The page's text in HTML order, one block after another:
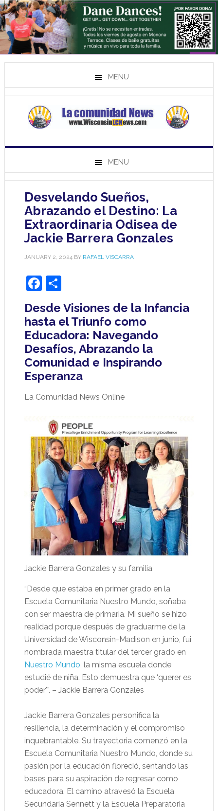
MENU
MENU
Desvelando Sueños,
Abrazando el Destino: La
Extraordinaria Odisea de
Jackie Barrera Gonzales
JANUARY 2, 2024BY RAFAEL VISCARRA
Facebook
Share
Desde Visiones de la Infancia
hasta el Triunfo como
Educadora: Navegando
Desafíos, Abrazando la
Comunidad e Inspirando
Esperanza
La Comunidad News Online
Jackie Barrera Gonzales y su familia
“Desde que estaba en primer grado en la
Escuela Comunitaria Nuestro Mundo, soñaba
con ser maestra de primaria. Mi sueño se hizo
realidad porque después de graduarme de la
Universidad de Wisconsin-Madison en junio, fui
nombrada maestra titular del tercer grado en
Nuestro Mundo , la misma escuela donde
estudié de niña. Esto demuestra que ‘querer es
poder'”. – Jackie Barrera Gonzales
Jackie Barrera Gonzales personifica la
resiliencia, la determinación y el compromiso
inquebrantable. Su trayectoria comenzó en la
Escuela Comunitaria Nuestro Mundo, donde su
pasión por la educación floreció, sentando las
bases para su aspiración de regresar como
educadora. El camino atravesó la Escuela
Secundaria Sennett y la Escuela Preparatoria